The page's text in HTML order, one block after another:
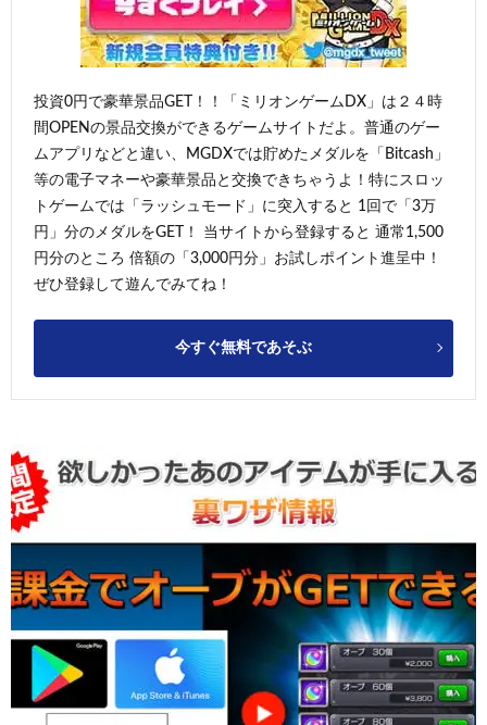
投資0円で豪華景品GET！！「ミリオンゲームDX」は２４時
間OPENの景品交換ができるゲームサイトだよ。普通のゲー
ムアプリなどと違い、MGDXでは貯めたメダルを「Bitcash」
等の電子マネーや豪華景品と交換できちゃうよ！特にスロッ
トゲームでは「ラッシュモード」に突入すると 1回で「3万
円」分のメダルをGET！ 当サイトから登録すると 通常1,500
円分のところ 倍額の「3,000円分」お試しポイント進呈中！
ぜひ登録して遊んでみてね！
今すぐ無料であそぶ